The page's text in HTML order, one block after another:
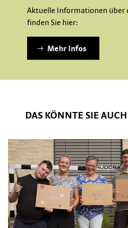
Aktuelle Informationen über
finden Sie hier:
Mehr Infos
DAS KÖNNTE SIE